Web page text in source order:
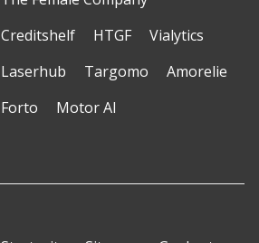
Creditshelf
HTGF
Vialytics
Laserhub
Targomo
Amorelie
Forto
Motor AI